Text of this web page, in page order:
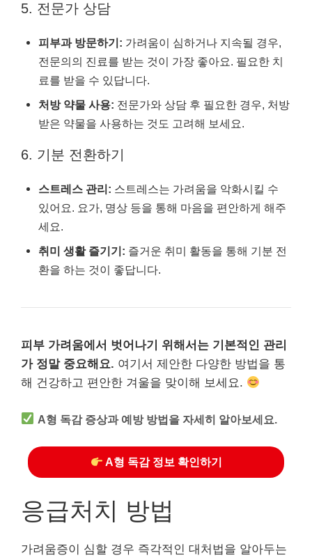
5. 전문가 상담
피부과 방문하기: 가려움이 심하거나 지속될 경우,
전문의의 진료를 받는 것이 가장 좋아요. 필요한 치
료를 받을 수 있답니다.
처방 약물 사용: 전문가와 상담 후 필요한 경우, 처방
받은 약물을 사용하는 것도 고려해 보세요.
6. 기분 전환하기
스트레스 관리: 스트레스는 가려움을 악화시킬 수
있어요. 요가, 명상 등을 통해 마음을 편안하게 해주
세요.
취미 생활 즐기기: 즐거운 취미 활동을 통해 기분 전
환을 하는 것이 좋답니다.
피부 가려움에서 벗어나기 위해서는 기본적인 관리
가 정말 중요해요. 여기서 제안한 다양한 방법을 통
해 건강하고 편안한 겨울을 맞이해 보세요.
A형 독감 증상과 예방 방법을 자세히 알아보세요.
A형 독감 정보 확인하기
응급처치 방법
가려움증이 심할 경우 즉각적인 대처법을 알아두는